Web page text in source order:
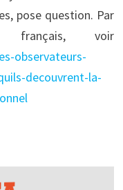
pose question. Par
voir
observateurs-
decouvrent-la-